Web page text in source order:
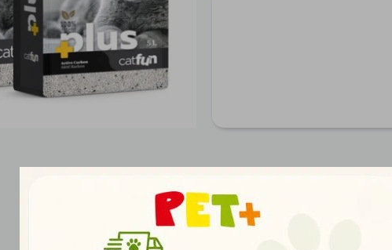
Productos que te pueden interesar